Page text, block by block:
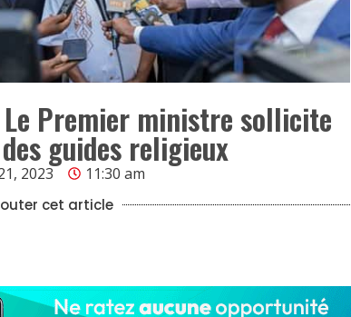
Le Premier ministre sollicite
guides religieux
2023 11:30 am
cet article